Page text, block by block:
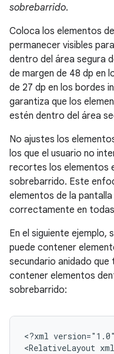
sobrebarrido.
Coloca los elementos
permanecer visibles
dentro del área segura
de margen de 48 dp en
de 27 dp en los bordes
garantiza que los
estén dentro del área
No ajustes los
los que el usuario no
recortes los elementos
sobrebarrido. Este
elementos de la
correctamente en
En el siguiente ejemplo,
puede contener
secundario anidado que
contener elementos
sobrebarrido:
<?xml version="1.0"
<RelativeLayout